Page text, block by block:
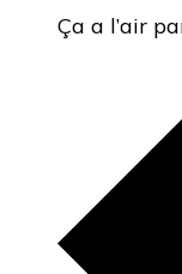
Ça a l’air